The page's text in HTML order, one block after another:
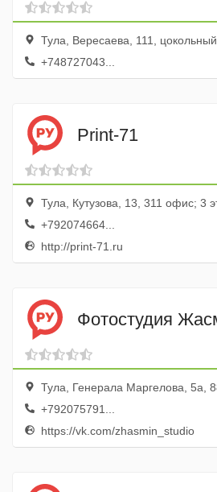
Тула, Вересаева, 111,
+748727043...
Print-71
Тула, Кутузова, 13, 311 офис; 3
+792074664...
http://print-71.ru
Фотостудия
Тула, Генерала Маргелова, 5а,
+792075791...
https://vk.com/zhasmin_studio